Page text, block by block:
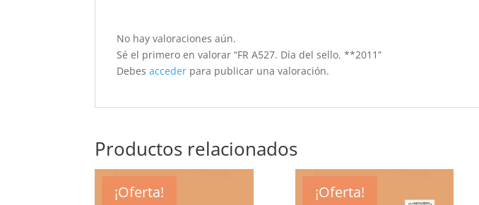
No hay valoraciones aún.
Sé el primero en valorar “FR A527. Día del sello. **2011”
Debesacceder para publicar una valoración.
Productos relacionados
¡Oferta! ¡Oferta!